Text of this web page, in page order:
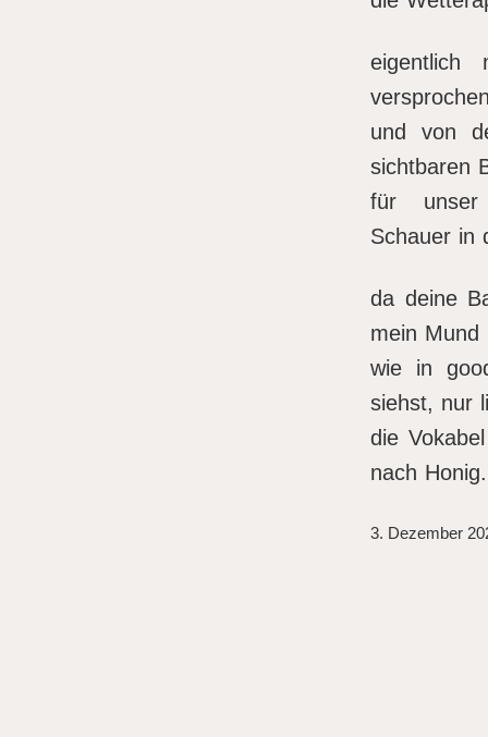
eigentlich
und von
sichtbaren
für unser
Schauer in
da deine
mein Mund
wie in
siehst, nur
die
nach Honig.
3. Dezember